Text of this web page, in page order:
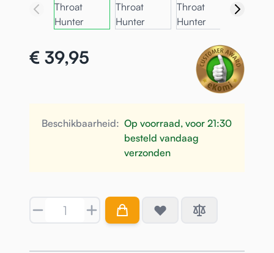
€ 39,95
Beschikbaarheid: Op voorraad, voor 21:30
besteld vandaag
verzonden